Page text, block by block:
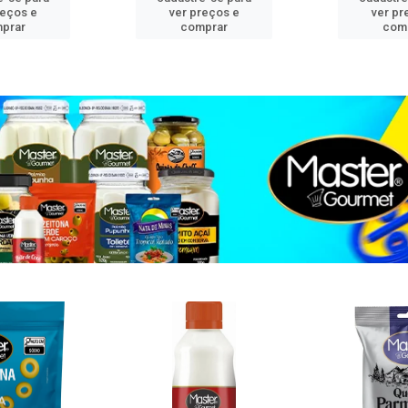
e
ver preços e
comprar
ver